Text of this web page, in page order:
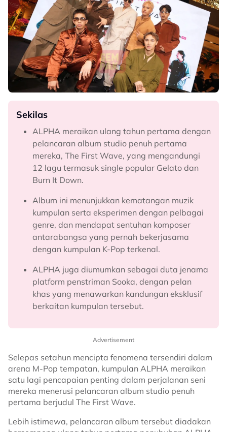
Sekilas
ALPHA meraikan ulang tahun pertama dengan
pelancaran album studio penuh pertama
mereka, The First Wave, yang mengandungi
12 lagu termasuk single popular Gelato dan
Burn It Down.
Album ini menunjukkan kematangan muzik
kumpulan serta eksperimen dengan pelbagai
genre, dan mendapat sentuhan komposer
antarabangsa yang pernah bekerjasama
dengan kumpulan K-Pop terkenal.
ALPHA juga diumumkan sebagai duta jenama
platform penstriman Sooka, dengan pelan
khas yang menawarkan kandungan eksklusif
berkaitan kumpulan tersebut.
Advertisement
Selepas setahun mencipta fenomena tersendiri dalam
arena M-Pop tempatan, kumpulan ALPHA meraikan
satu lagi pencapaian penting dalam perjalanan seni
mereka menerusi pelancaran album studio penuh
pertama berjudul The First Wave.
Lebih istimewa, pelancaran album tersebut diadakan